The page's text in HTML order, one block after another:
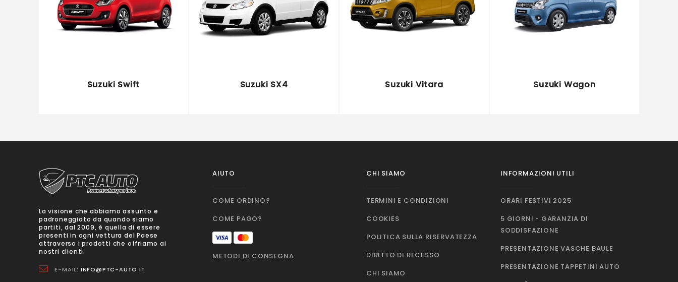
Suzuki Swift Suzuki SX4 Suzuki Vitara Suzuki Wagon
La visione che abbiamo assunto e
padroneggiato da quando siamo
partiti, dal 2009, è quella di essere
presenti in ogni vettura del Paese
attraverso i prodotti che offriamo ai
nostri clienti.
E-MAIL: INFO@PTC-AUTO.IT
AIUTO
COME ORDINO?
COME PAGO?
METODI DI CONSEGNA
CHI SIAMO
TERMINI E CONDIZIONI
COOKIES
POLITICA SULLA RISERVATEZZA
DIRITTO DI RECESSO
CHI SIAMO
INFORMAZIONI UTILI
ORARI FESTIVI 2025
5 GIORNI - GARANZIA DI
SODDISFAZIONE
PRESENTAZIONE VASCHE BAULE
PRESENTAZIONE TAPPETINI AUTO